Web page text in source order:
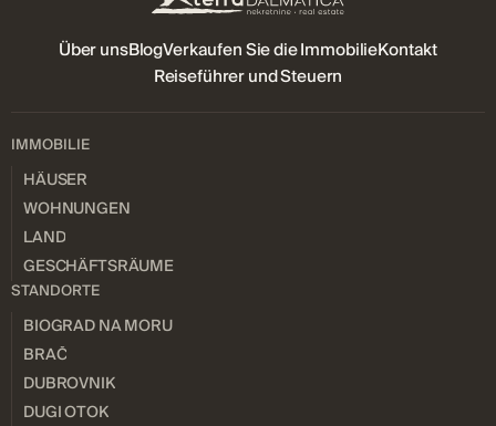
Über unsBlogVerkaufen Sie die ImmobilieKontakt
Reiseführer und Steuern
IMMOBILIE
HÄUSER
WOHNUNGEN
LAND
GESCHÄFTSRÄUME
STANDORTE
BIOGRAD NA MORU
BRAČ
DUBROVNIK
DUGI OTOK